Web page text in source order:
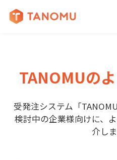
TANOMUの
受発注システム「
検討中の企業様向けに、
介しま